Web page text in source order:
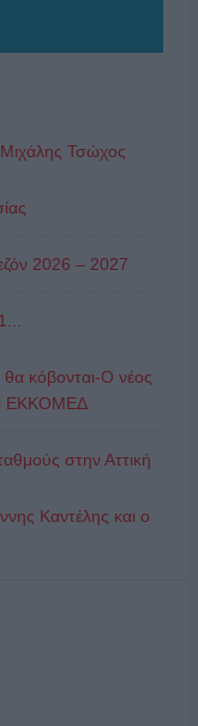
Τσώχος
2026 – 2027
θα κόβονται-Ο νέος
ΕΚΚΟΜΕΔ
στην Αττική
Καντέλης και ο